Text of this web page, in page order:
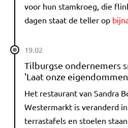
voor hun stamkroeg, die
dagen staat de teller op
19.02
Tilburgse ondernemers
'Laat onze
Het restaurant van Sandra
Westermarkt is veranderd
terrastafels en stoelen